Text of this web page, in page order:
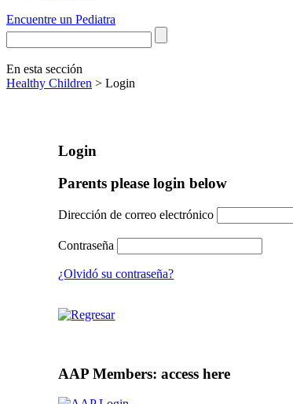
Encuentre un Pediatra
En esta sección
Healthy Children > Login
Login
Parents please login below
Dirección de correo electrónico
Contraseña
¿Olvidó su contraseña?
AAP Members: access here